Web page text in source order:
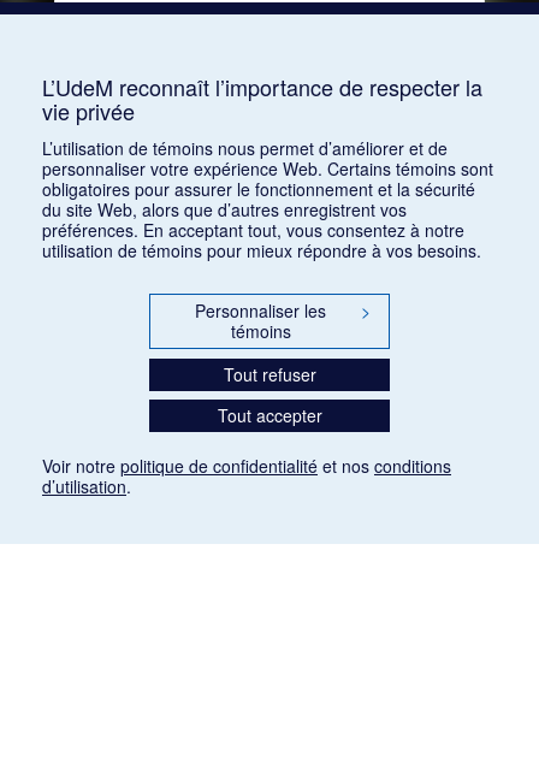
L’UdeM reconnaît l’importance de respecter la
vie privée
L’utilisation de témoins nous permet d’améliorer et de
personnaliser votre expérience Web. Certains témoins sont
obligatoires pour assurer le fonctionnement et la sécurité
du site Web, alors que d’autres enregistrent vos
préférences. En acceptant tout, vous consentez à notre
utilisation de témoins pour mieux répondre à vos besoins.
Personnaliser les
témoins
>
Tout refuser
Tout accepter
Voir notre politique de confidentialité et nos conditions
d’utilisation.